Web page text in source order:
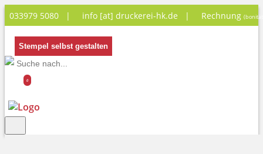
033979 5080 | info [at] druckerei-hk.de | Rechnung
Stempel selbst gestalten
0